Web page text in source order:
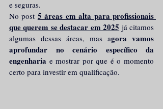
e seguras.
No post 5 áreas em alta para profissionais
que querem se destacar em 2025 já citamos
algumas dessas áreas, mas agora vamos
aprofundar no cenário específico da
engenharia e mostrar por que é o momento
certo para investir em qualificação.